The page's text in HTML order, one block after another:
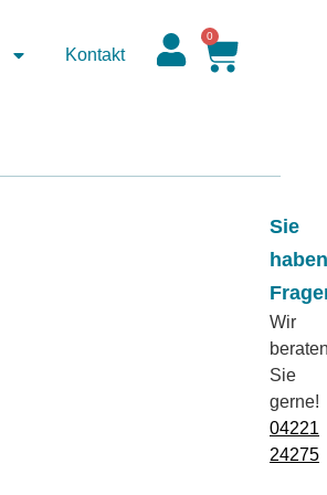
Kontakt
0
Sie
haben
Wir
Sie
gerne!
04221
24275